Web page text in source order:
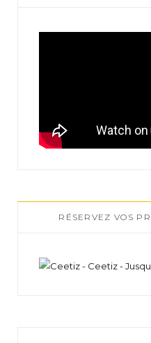
RÉSERVEZ VOS